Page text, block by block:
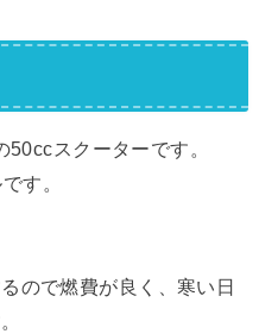
スクーターです。
す。
ので燃費が良く、寒い日